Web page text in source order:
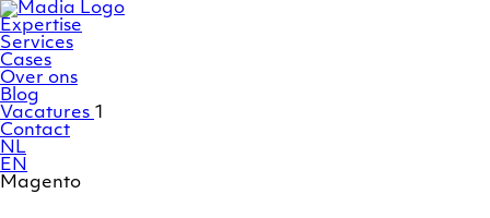
Ga
naar
de
inhoud
Homepage
Expertise
Services
Cases
Over ons
Blog
Vacatures 1
Contact
NL
EN
Magento